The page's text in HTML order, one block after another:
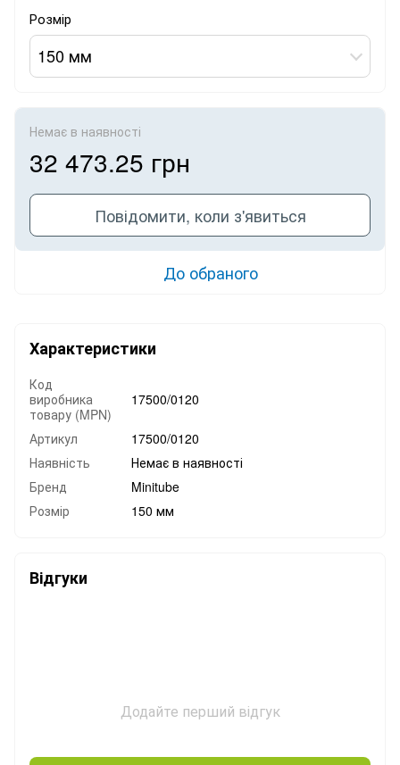
Розмір
150 мм
Немає в наявності
32 473.25 грн
Повідомити, коли з'явиться
До обраного
Характеристики
Код
виробника
товару (MPN)
17500/0120
Артикул
17500/0120
Наявність
Немає в наявності
Бренд
Minitube
Розмір
150 мм
Відгуки
Додайте перший відгук